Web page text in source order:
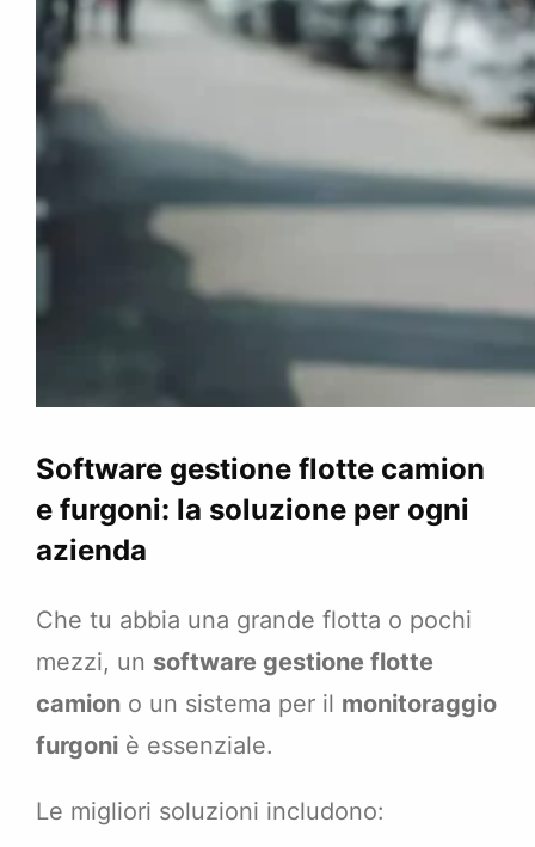
Software gestione flotte camion
e furgoni: la soluzione per ogni
azienda
Che tu abbia una grande flotta o pochi
mezzi, un software gestione flotte
camion o un sistema per il monitoraggio
furgoni è essenziale.
Le migliori soluzioni includono: